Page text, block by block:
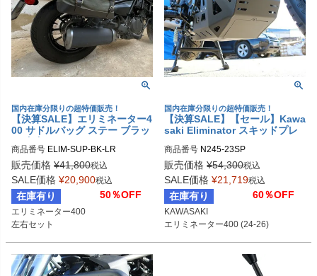
国内在庫分限りの超特価販売！
【決算SALE】エリミネーター4
00 サドルバッグ ステー ブラッ
商品番号 ELIM-SUP-BK-LR
販売価格 ¥41,800税込
SALE価格 ¥20,900税込
在庫有り 50％OFF
エリミネーター400
左右セット
国内在庫分限りの超特価販売！
【決算SALE】【セール】Kawa
saki Eliminator スキッドプレ
商品番号 N245-23SP
販売価格 ¥54,300税込
SALE価格 ¥21,719税込
在庫有り 60％OFF
KAWASAKI
エリミネーター400 (24-26)